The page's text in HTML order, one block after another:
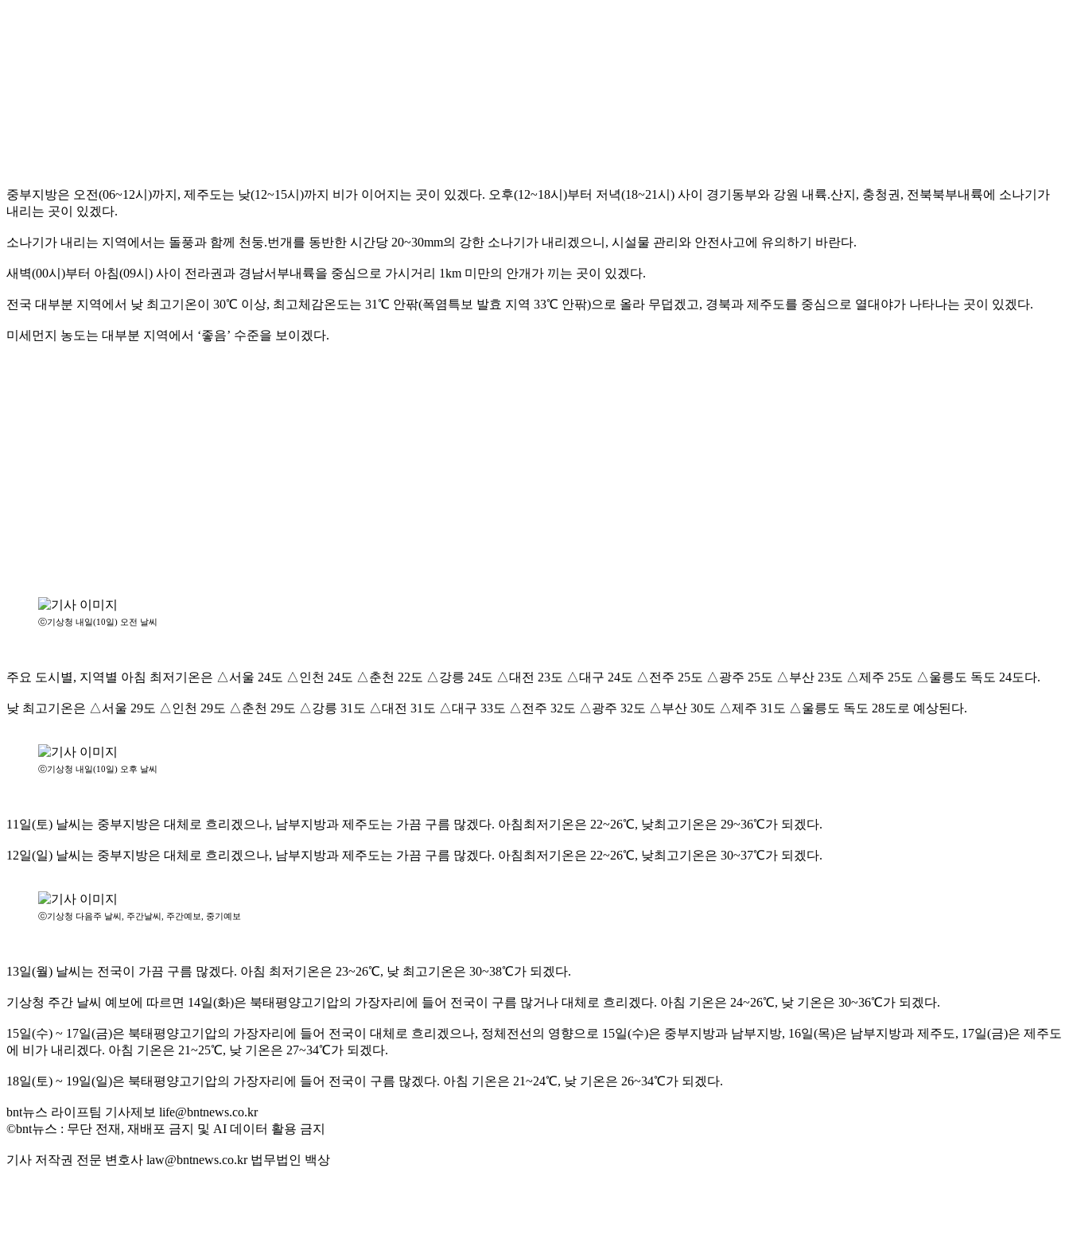
중부지방은 오전(06~12시)까지, 제주도는 낮(12~15시)까지 비가 이어지는 곳이 있겠다. 오후(12~18시)부터 저녁(18~21시) 사이 경기동부와 강원 내륙.산지, 충청권, 전북북부내륙에 소나기가
내리는 곳이 있겠다.
소나기가 내리는 지역에서는 돌풍과 함께 천둥.번개를 동반한 시간당 20~30mm의 강한 소나기가 내리겠으니, 시설물 관리와 안전사고에 유의하기 바란다.
새벽(00시)부터 아침(09시) 사이 전라권과 경남서부내륙을 중심으로 가시거리 1km 미만의 안개가 끼는 곳이 있겠다.
전국 대부분 지역에서 낮 최고기온이 30℃ 이상, 최고체감온도는 31℃ 안팎(폭염특보 발효 지역 33℃ 안팎)으로 올라 무덥겠고, 경북과 제주도를 중심으로 열대야가 나타나는 곳이 있겠다.
미세먼지 농도는 대부분 지역에서 ‘좋음’ 수준을 보이겠다.
ⓒ기상청 내일(10일) 오전 날씨
주요 도시별, 지역별 아침 최저기온은 △서울 24도 △인천 24도 △춘천 22도 △강릉 24도 △대전 23도 △대구 24도 △전주 25도 △광주 25도 △부산 23도 △제주 25도 △울릉도 독도 24도다.
낮 최고기온은 △서울 29도 △인천 29도 △춘천 29도 △강릉 31도 △대전 31도 △대구 33도 △전주 32도 △광주 32도 △부산 30도 △제주 31도 △울릉도 독도 28도로 예상된다.
ⓒ기상청 내일(10일) 오후 날씨
11일(토) 날씨는 중부지방은 대체로 흐리겠으나, 남부지방과 제주도는 가끔 구름 많겠다. 아침최저기온은 22~26℃, 낮최고기온은 29~36℃가 되겠다.
12일(일) 날씨는 중부지방은 대체로 흐리겠으나, 남부지방과 제주도는 가끔 구름 많겠다. 아침최저기온은 22~26℃, 낮최고기온은 30~37℃가 되겠다.
ⓒ기상청 다음주 날씨, 주간날씨, 주간예보, 중기예보
13일(월) 날씨는 전국이 가끔 구름 많겠다. 아침 최저기온은 23~26℃, 낮 최고기온은 30~38℃가 되겠다.
기상청 주간 날씨 예보에 따르면 14일(화)은 북태평양고기압의 가장자리에 들어 전국이 구름 많거나 대체로 흐리겠다. 아침 기온은 24~26℃, 낮 기온은 30~36℃가 되겠다.
15일(수) ~ 17일(금)은 북태평양고기압의 가장자리에 들어 전국이 대체로 흐리겠으나, 정체전선의 영향으로 15일(수)은 중부지방과 남부지방, 16일(목)은 남부지방과 제주도, 17일(금)은 제주도
에 비가 내리겠다. 아침 기온은 21~25℃, 낮 기온은 27~34℃가 되겠다.
18일(토) ~ 19일(일)은 북태평양고기압의 가장자리에 들어 전국이 구름 많겠다. 아침 기온은 21~24℃, 낮 기온은 26~34℃가 되겠다.
bnt뉴스 라이프팀 기사제보 life@bntnews.co.kr
©bnt뉴스 : 무단 전재, 재배포 금지 및 AI 데이터 활용 금지
기사 저작권 전문 변호사 law@bntnews.co.kr 법무법인 백상